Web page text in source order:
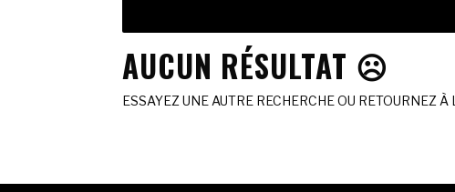
AUCUN RÉSULTAT ☹️
ESSAYEZ UNE AUTRE RECHERCHE OU RETOURNEZ À